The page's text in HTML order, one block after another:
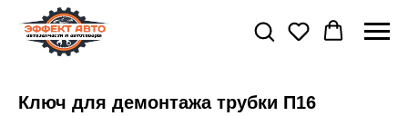
Ключ для демонтажа трубки П16